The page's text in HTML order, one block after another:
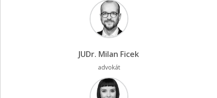
JUDr. Milan Ficek
advokát